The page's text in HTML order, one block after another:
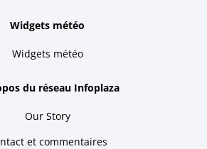
Widgets météo
Widgets météo
du réseau Infoplaza
Our Story
et commentaires